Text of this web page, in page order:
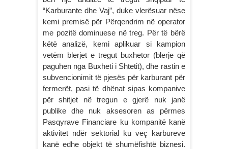
“Karburante dhe Vaj”, duke vlerësuar nëse
kemi premisë për Përqendrim në operator
me pozitë dominuese në treg. Për të bërë
këtë analizë, kemi aplikuar si kampion
vetëm blerjet e tregut buxhetor (blerje që
paguhen nga Buxheti i Shtetit), dhe rastin e
subvencionimit të pjesës për karburant për
fermerët, pasi të dhënat sipas kompanive
për shitjet në tregun e gjerë nuk janë
publike dhe nuk aksesoren as përmes
Pasqyrave Financiare ku kompanitë kanë
aktivitet ndër sektorial ku veç karbureve
kanë edhe objekt të shumëfishtë biznesi.